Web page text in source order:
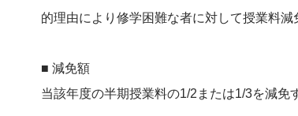
的理由により修学困難な者に対して授業料減
■ 減免額
当該年度の半期授業料の1/2または1/3を減免